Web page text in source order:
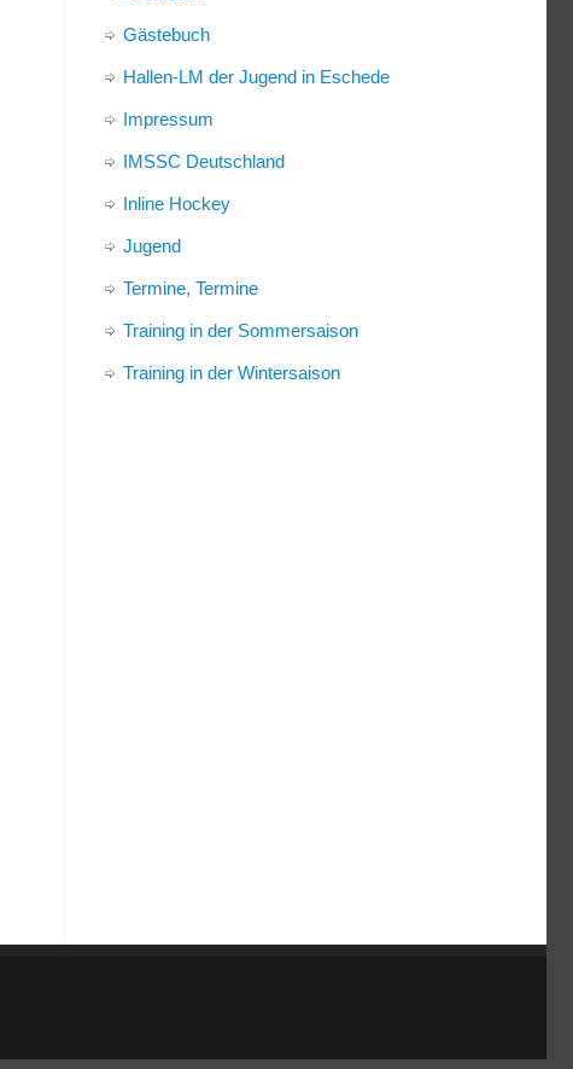
Gästebuch
Hallen-LM der Jugend in Eschede
Impressum
IMSSC Deutschland
Inline Hockey
Jugend
Termine, Termine
Training in der Sommersaison
Training in der Wintersaison